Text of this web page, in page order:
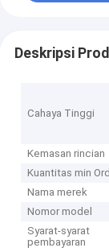
Deskripsi
Cahaya Tinggi
Kemasan rincian
Kuantitas min
Nama merek
Nomor model
Syarat-syarat
pembayaran